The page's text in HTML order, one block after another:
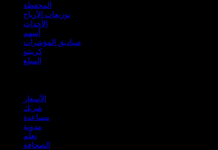
المحفظة
توزيعات الأرباح
الأحداث
أسهم
صناديق المؤشرات
كريبتو
السلع
الأسعار
شريك
مساعدة
مدونة
تعلّم
الصحافة